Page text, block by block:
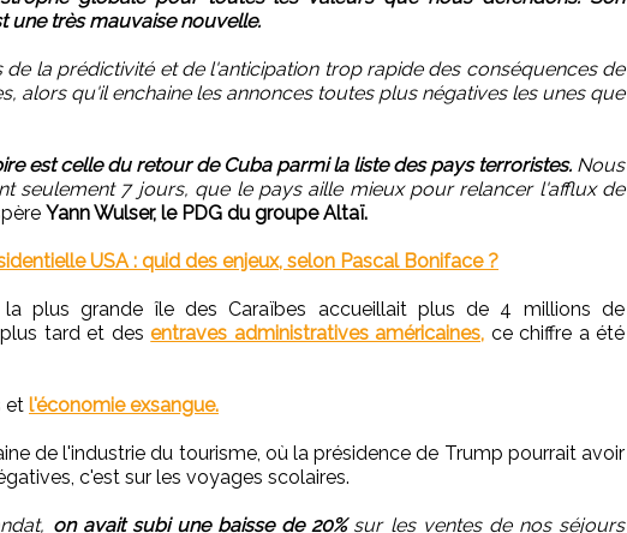
une très mauvaise nouvelle.
la prédictivité et de l'anticipation trop rapide des conséquences de
alors qu'il enchaine les annonces toutes plus négatives les unes que
est celle du retour de Cuba parmi la liste des pays terroristes. Nous
seulement 7 jours, que le pays aille mieux pour relancer l'afflux de
Yann Wulser, le PDG du groupe Altaï.
USA : quid des enjeux, selon Pascal Boniface ?
la plus grande île des Caraïbes accueillait plus de 4 millions de
plus tard et desentraves administratives américaines, ce chiffre a été
et l'économie exsangue.
de l'industrie du tourisme, où la présidence de Trump pourrait avoir
c'est sur les voyages scolaires.
on avait subi une baisse de 20%sur les ventes de nos séjours